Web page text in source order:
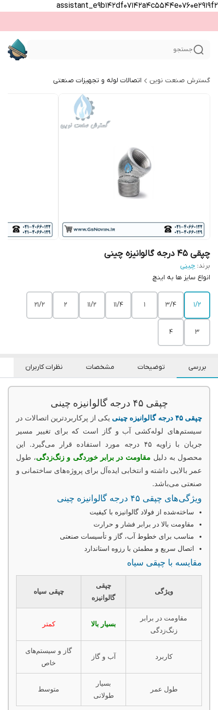
assistant_e9b142df07142a4c5544e0760e2919f2
جستجو
گسترش صنعت نوین اتصالات لوله و تجهیزات صنعتی
چپقی ۴۵ درجه گالوانیزه چینی
برند: چینی
انواع سایز ها به اینچ
1/2
3/4
1
11/4
11/2
2
21/2
3
4
بررسی توضیحات مشخصات نظرات کاربران
چپقی ۴۵ درجه گالوانیزه چینی
چپقی ۴۵ درجه گالوانیزه چینی
یکی از پرکاربردترین اتصالات در
سیستم‌های لوله‌کشی آب و گاز است که برای تغییر مسیر
جریان با زاویه ۴۵ درجه مورد استفاده قرار می‌گیرد. این
محصول به دلیل مقاومت در برابر خوردگی و زنگ‌زدگی، طول
عمر بالایی داشته و انتخابی ایده‌آل برای پروژه‌های ساختمانی و
صنعتی می‌باشد.
ویژگی‌های چپقی ۴۵ درجه گالوانیزه چینی
ساخته‌شده از فولاد گالوانیزه با کیفیت
مقاومت بالا در برابر فشار و حرارت
مناسب برای خطوط آب، گاز و تأسیسات صنعتی
اتصال سریع و مطمئن با رزوه استاندارد
مقایسه با چپقی سیاه
ویژگی
چپقی
گالوانیزه
چپقی سیاه
مقاومت در برابر
زنگ‌زدگی
بسیار بالا کمتر
کاربرد آب و گاز
گاز و سیستم‌های
خاص
طول عمر
بسیار
طولانی
متوسط